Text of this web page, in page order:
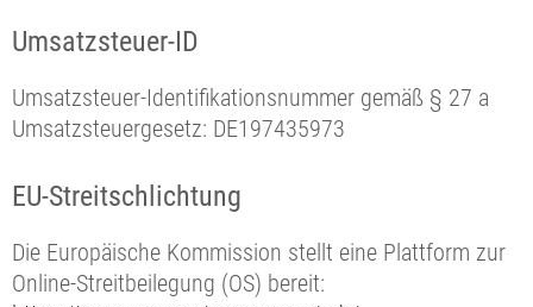
Umsatzsteuer-ID
Umsatzsteuer-Identifikationsnummer gemäß § 27 a
Umsatzsteuergesetz: DE197435973
EU-Streitschlichtung
Die Europäische Kommission stellt eine Plattform zur
Online-Streitbeilegung (OS) bereit: